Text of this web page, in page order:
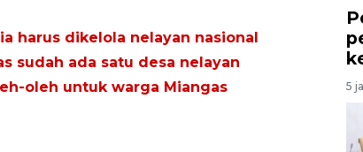
harus dikelola nelayan nasional
sudah ada satu desa nelayan
oleh untuk warga Miangas 5